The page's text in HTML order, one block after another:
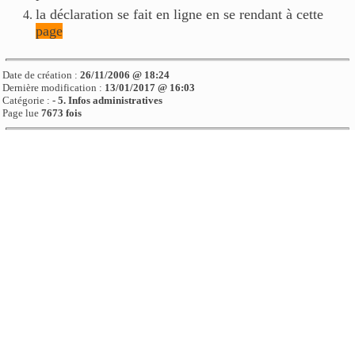
la déclaration se fait en ligne en se rendant à cette
page
Date de création :26/11/2006 @ 18:24
Dernière modification : 13/01/2017 @ 16:03
Catégorie :- 5. Infos administratives
Page lue7673 fois